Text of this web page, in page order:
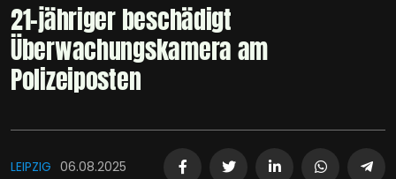
21-jähriger beschädigt
Überwachungskamera am
Polizeiposten
LEIPZIG 06.08.2025